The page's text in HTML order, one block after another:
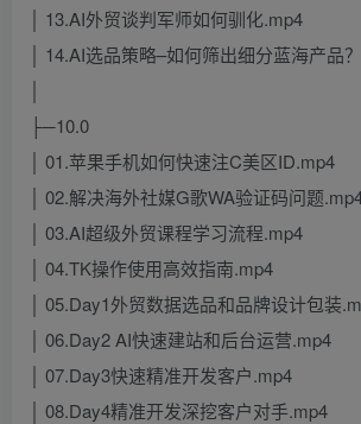
│ 13.AI外贸谈判军师如何驯化.mp4
│ 14.AI选品策略–如何筛出细分蓝海产品
│
├─10.0
│ 01.苹果手机如何快速注C美区ID.mp4
│ 02.解决海外社媒G歌WA验证码问题
│ 03.AI超级外贸课程学习流程.mp4
│ 04.TK操作使用高效指南.mp4
│ 05.Day1外贸数据选品和品牌设计包装
│ 06.Day2 AI快速建站和后台运营.mp4
│ 07.Day3快速精准开发客户.mp4
│ 08.Day4精准开发深挖客户对手.mp4